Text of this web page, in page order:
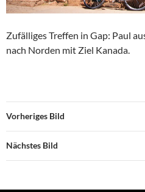
Zufälliges Treffen in Gap: Paul
nach Norden mit Ziel Kanada.
Vorheriges Bild
Nächstes Bild